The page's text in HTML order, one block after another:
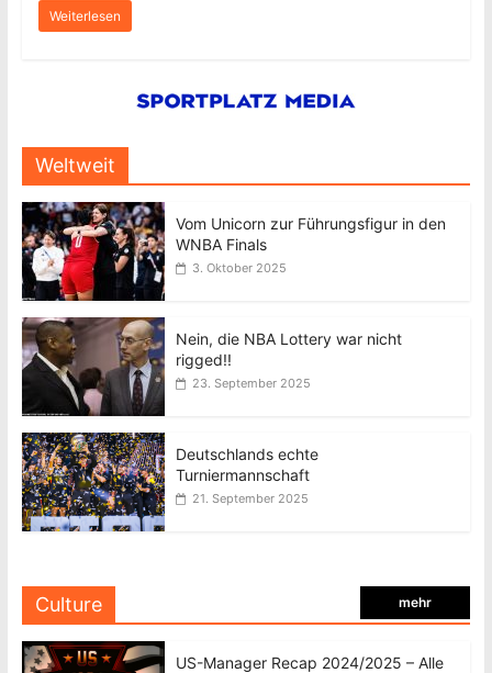
Weiterlesen
Weltweit
Vom Unicorn zur Führungsfigur in den
WNBA Finals
3. Oktober 2025
Nein, die NBA Lottery war nicht
rigged!!
23. September 2025
Deutschlands echte
Turniermannschaft
21. September 2025
Culture mehr
US-Manager Recap 2024/2025 – Alle